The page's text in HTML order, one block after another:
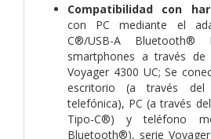
Compatibilidad con
con PC mediante el
C®/USB-A Bluetooth®
smartphones a través
Voyager 4300 UC; Se
escritorio (a través
telefónica), PC (a través
Tipo-C®) y teléfono
Bluetooth®), serie